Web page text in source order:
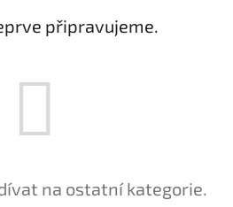
připravujeme.
na ostatní kategorie.